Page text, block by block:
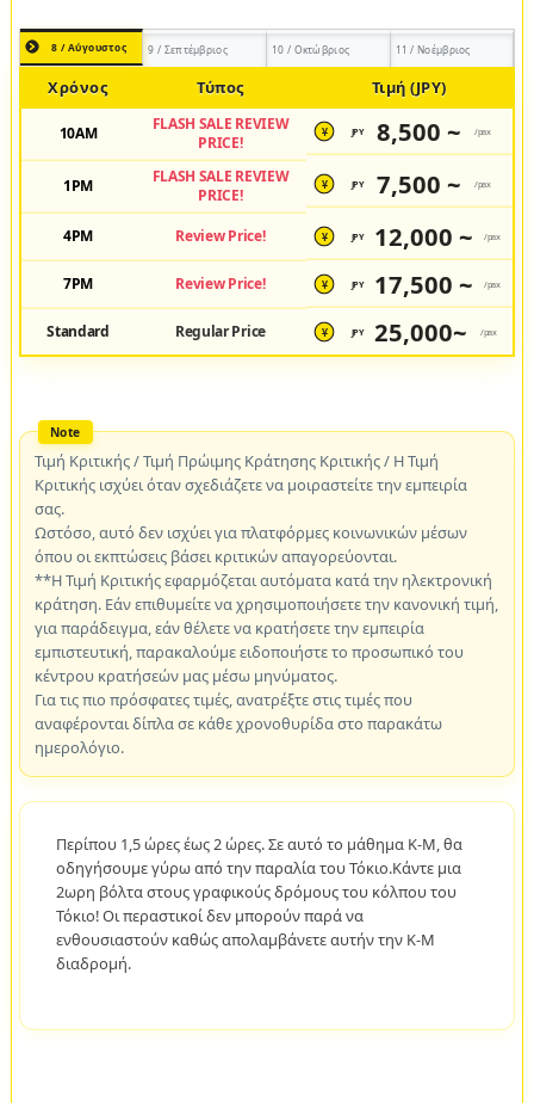
8 / Αύγουστος 9 / Σεπτέμβριος 10 / Οκτώβριος 11 / Νοέμβριος
Χρόνος Τύπος Τιμή (JPY)
10AM
FLASH SALE REVIEW
PRICE!
¥ JPY 8,500 ~ /pax
1PM
FLASH SALE REVIEW
PRICE!
¥ JPY 7,500 ~ /pax
4PM Review Price! ¥ JPY 12,000 ~ /pax
7PM Review Price! ¥ JPY 17,500 ~ /pax
Standard Regular Price ¥ JPY 25,000~ /pax
Τιμή Κριτικής / Τιμή Πρώιμης Κράτησης Κριτικής / Η Τιμή
Κριτικής ισχύει όταν σχεδιάζετε να μοιραστείτε την εμπειρία
σας.
Ωστόσο, αυτό δεν ισχύει για πλατφόρμες κοινωνικών μέσων
όπου οι εκπτώσεις βάσει κριτικών απαγορεύονται.
**Η Τιμή Κριτικής εφαρμόζεται αυτόματα κατά την ηλεκτρονική
κράτηση. Εάν επιθυμείτε να χρησιμοποιήσετε την κανονική τιμή,
για παράδειγμα, εάν θέλετε να κρατήσετε την εμπειρία
εμπιστευτική, παρακαλούμε ειδοποιήστε το προσωπικό του
κέντρου κρατήσεών μας μέσω μηνύματος.
Για τις πιο πρόσφατες τιμές, ανατρέξτε στις τιμές που
αναφέρονται δίπλα σε κάθε χρονοθυρίδα στο παρακάτω
ημερολόγιο.
Περίπου 1,5 ώρες έως 2 ώρες. Σε αυτό το μάθημα K-M, θα
οδηγήσουμε γύρω από την παραλία του Τόκιο.Κάντε μια
2ωρη βόλτα στους γραφικούς δρόμους του κόλπου του
Τόκιο! Οι περαστικοί δεν μπορούν παρά να
ενθουσιαστούν καθώς απολαμβάνετε αυτήν την K-M
διαδρομή.